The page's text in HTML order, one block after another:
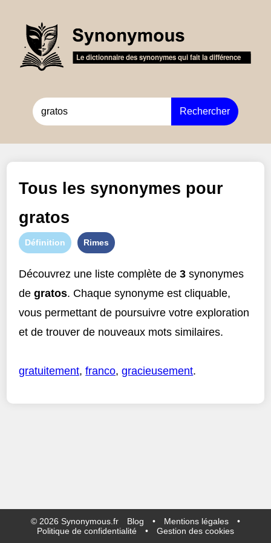
Rechercher
Tous les synonymes pour
gratos
Définition Rimes
Découvrez une liste complète de3 synonymes
degratos. Chaque synonyme est cliquable,
vous permettant de poursuivre votre exploration
et de trouver de nouveaux mots similaires.
gratuitement,franco,gracieusement.
© 2026 Synonymous.fr Blog • Mentions légales
•
Politique de confidentialité
• Gestion des cookies